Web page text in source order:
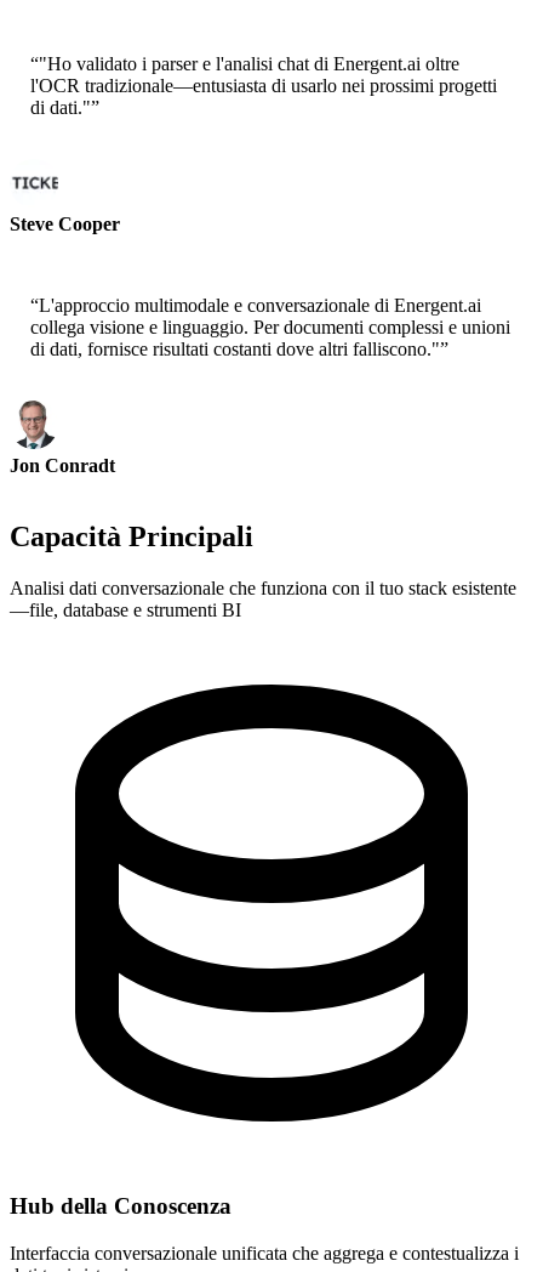
“"Ho validato i parser e l'analisi chat di Energent.ai oltre
l'OCR tradizionale—entusiasta di usarlo nei prossimi progetti
di dati."”
Steve Cooper
“L'approccio multimodale e conversazionale di Energent.ai
collega visione e linguaggio. Per documenti complessi e unioni
di dati, fornisce risultati costanti dove altri falliscono."”
Jon Conradt
Capacità Principali
Analisi dati conversazionale che funziona con il tuo stack esistente
—file, database e strumenti BI
Hub della Conoscenza
Interfaccia conversazionale unificata che aggrega e contestualizza i